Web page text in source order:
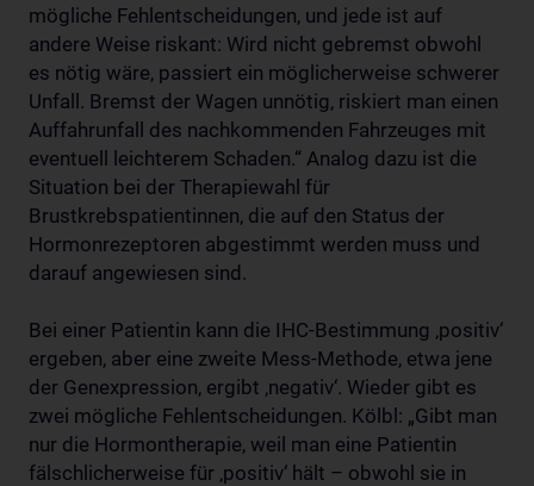
mögliche Fehlentscheidungen, und jede ist auf
andere Weise riskant: Wird nicht gebremst obwohl
es nötig wäre, passiert ein möglicherweise schwerer
Unfall. Bremst der Wagen unnötig, riskiert man einen
Auffahrunfall des nachkommenden Fahrzeuges mit
eventuell leichterem Schaden.“ Analog dazu ist die
Situation bei der Therapiewahl für
Brustkrebspatientinnen, die auf den Status der
Hormonrezeptoren abgestimmt werden muss und
darauf angewiesen sind.
Bei einer Patientin kann die IHC-Bestimmung ‚positiv‘
ergeben, aber eine zweite Mess-Methode, etwa jene
der Genexpression, ergibt ‚negativ‘. Wieder gibt es
zwei mögliche Fehlentscheidungen. Kölbl: „Gibt man
nur die Hormontherapie, weil man eine Patientin
fälschlicherweise für ‚positiv‘ hält – obwohl sie in